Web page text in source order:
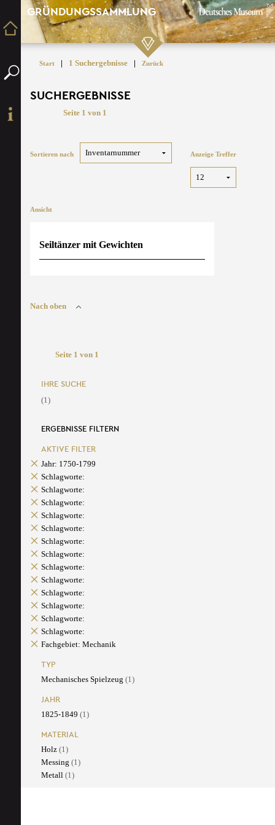
GRÜNDUNGSSAMMLUNG
Start | 1 Suchergebnisse | Zurück
SUCHERGEBNISSE
Seite 1 von 1
Sortieren nach Anzeige Treffer
Ansicht
Seiltänzer mit Gewichten
Nach oben
Seite 1 von 1
IHRE SUCHE
(1)
ERGEBNISSE FILTERN
AKTIVE FILTER
Jahr: 1750-1799
Schlagworte:
Schlagworte:
Schlagworte:
Schlagworte:
Schlagworte:
Schlagworte:
Schlagworte:
Schlagworte:
Schlagworte:
Schlagworte:
Schlagworte:
Schlagworte:
Schlagworte:
Fachgebiet: Mechanik
TYP
Mechanisches Spielzeug (1)
JAHR
1825-1849 (1)
MATERIAL
Holz (1)
Messing (1)
Metall (1)